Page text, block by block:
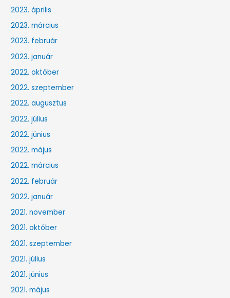
2023. április
2023. március
2023. február
2023. január
2022. október
2022. szeptember
2022. augusztus
2022. július
2022. június
2022. május
2022. március
2022. február
2022. január
2021. november
2021. október
2021. szeptember
2021. július
2021. június
2021. május